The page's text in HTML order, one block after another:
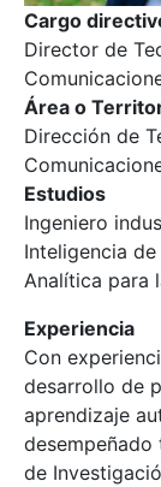
Cargo
Director de
Área o
Dirección de
Estudios
Ingeniero
Inteligencia
Analítica para
Experiencia
Con
desarrollo de
aprendizaje
de